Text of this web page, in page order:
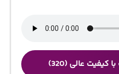
کیفیت عالی (320)